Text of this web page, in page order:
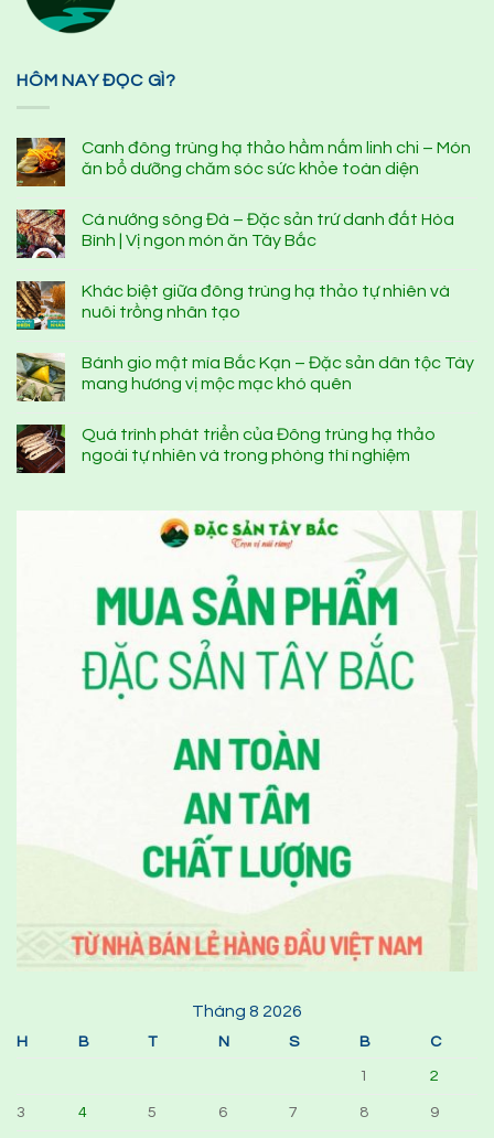
HÔM NAY ĐỌC GÌ?
Canh đông trùng hạ thảo hầm nấm linh chi – Món
ăn bổ dưỡng chăm sóc sức khỏe toàn diện
Cá nướng sông Đà – Đặc sản trứ danh đất Hòa
Bình | Vị ngon món ăn Tây Bắc
Khác biệt giữa đông trùng hạ thảo tự nhiên và
nuôi trồng nhân tạo
Bánh gio mật mía Bắc Kạn – Đặc sản dân tộc Tày
mang hương vị mộc mạc khó quên
Quá trình phát triển của Đông trùng hạ thảo
ngoài tự nhiên và trong phòng thí nghiệm
Tháng 8 2026
H B T N S B C
1 2
3 4 5 6 7 8 9